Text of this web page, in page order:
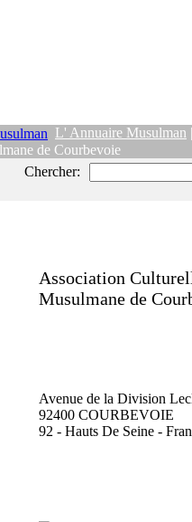
L' Annuaire Musulman
de Courbevoie
Chercher:
Association
Musulmane de
Avenue de la Division
92400 COURBEVOIE
92 - Hauts De Seine -